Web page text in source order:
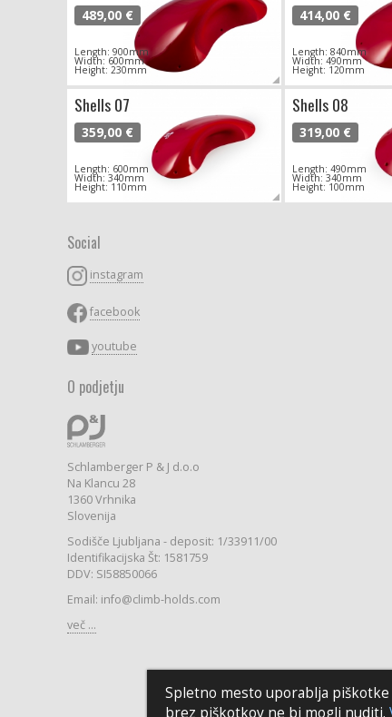
Spletno mesto uporablja
brez piškotkov ne bi mogli nuditi.
489,00 €
Length: 900mm
Width: 600mm
Height: 230mm
414,00 €
Length: 840mm
Width: 490mm
Height: 120mm
Shells 07
359,00 €
Length: 600mm
Width: 340mm
Height: 110mm
Shells 08
319,00 €
Length: 490mm
Width: 340mm
Height: 100mm
Social
instagram
facebook
youtube
O podjetju
Schlamberger P & J d.o.o
Na Klancu 28
1360 Vrhnika
Slovenija
Sodišče Ljubljana - deposit: 1/33911/00
Identifikacijska Št: 1581759
DDV: SI58850066
Email: info@climb-holds.com
več ...